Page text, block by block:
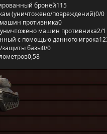
бронёй115
(уничтожено/повреждений)0/0
противника0
машин противника2/1
с помощью данного игрока
защиты базы0/0
0,58